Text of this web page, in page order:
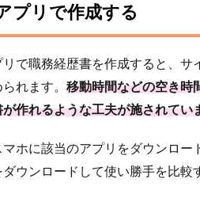
プリで作成する
リで職務経歴書を作成すると、サ
れます。 移動時間などの空き時
作れるような工夫が施されてい
マホに該当のアプリをダウンロ
ウンロードして使い勝手を比較